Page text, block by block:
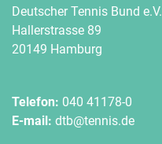
Deutscher Tennis Bund e.V.
Hallerstrasse 89
20149 Hamburg
Telefon: 040 41178-0
E-mail: dtb@tennis.de